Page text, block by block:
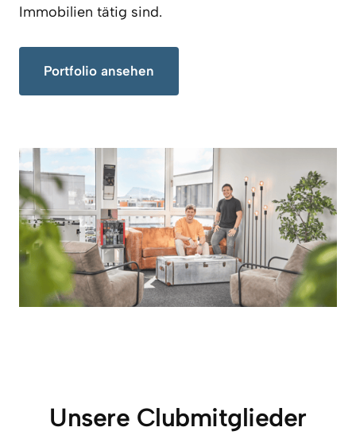
Immobilien tätig sind.
Portfolio ansehen
Unsere Clubmitglieder